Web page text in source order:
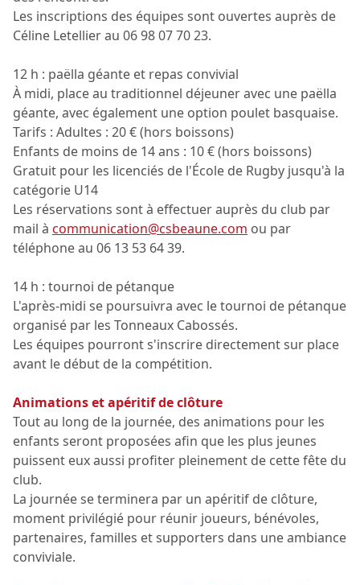
Les inscriptions des équipes sont ouvertes auprès de
Céline Letellier au 06 98 07 70 23.
12 h : paëlla géante et repas convivial
À midi, place au traditionnel déjeuner avec une paëlla
géante, avec également une option poulet basquaise.
Tarifs : Adultes : 20 € (hors boissons)
Enfants de moins de 14 ans : 10 € (hors boissons)
Gratuit pour les licenciés de l'École de Rugby jusqu'à la
catégorie U14
Les réservations sont à effectuer auprès du club par
mail à communication@csbeaune.com ou par
téléphone au 06 13 53 64 39.
14 h : tournoi de pétanque
L'après-midi se poursuivra avec le tournoi de pétanque
organisé par les Tonneaux Cabossés.
Les équipes pourront s'inscrire directement sur place
avant le début de la compétition.
Animations et apéritif de clôture
Tout au long de la journée, des animations pour les
enfants seront proposées afin que les plus jeunes
puissent eux aussi profiter pleinement de cette fête du
club.
La journée se terminera par un apéritif de clôture,
moment privilégié pour réunir joueurs, bénévoles,
partenaires, familles et supporters dans une ambiance
conviviale.